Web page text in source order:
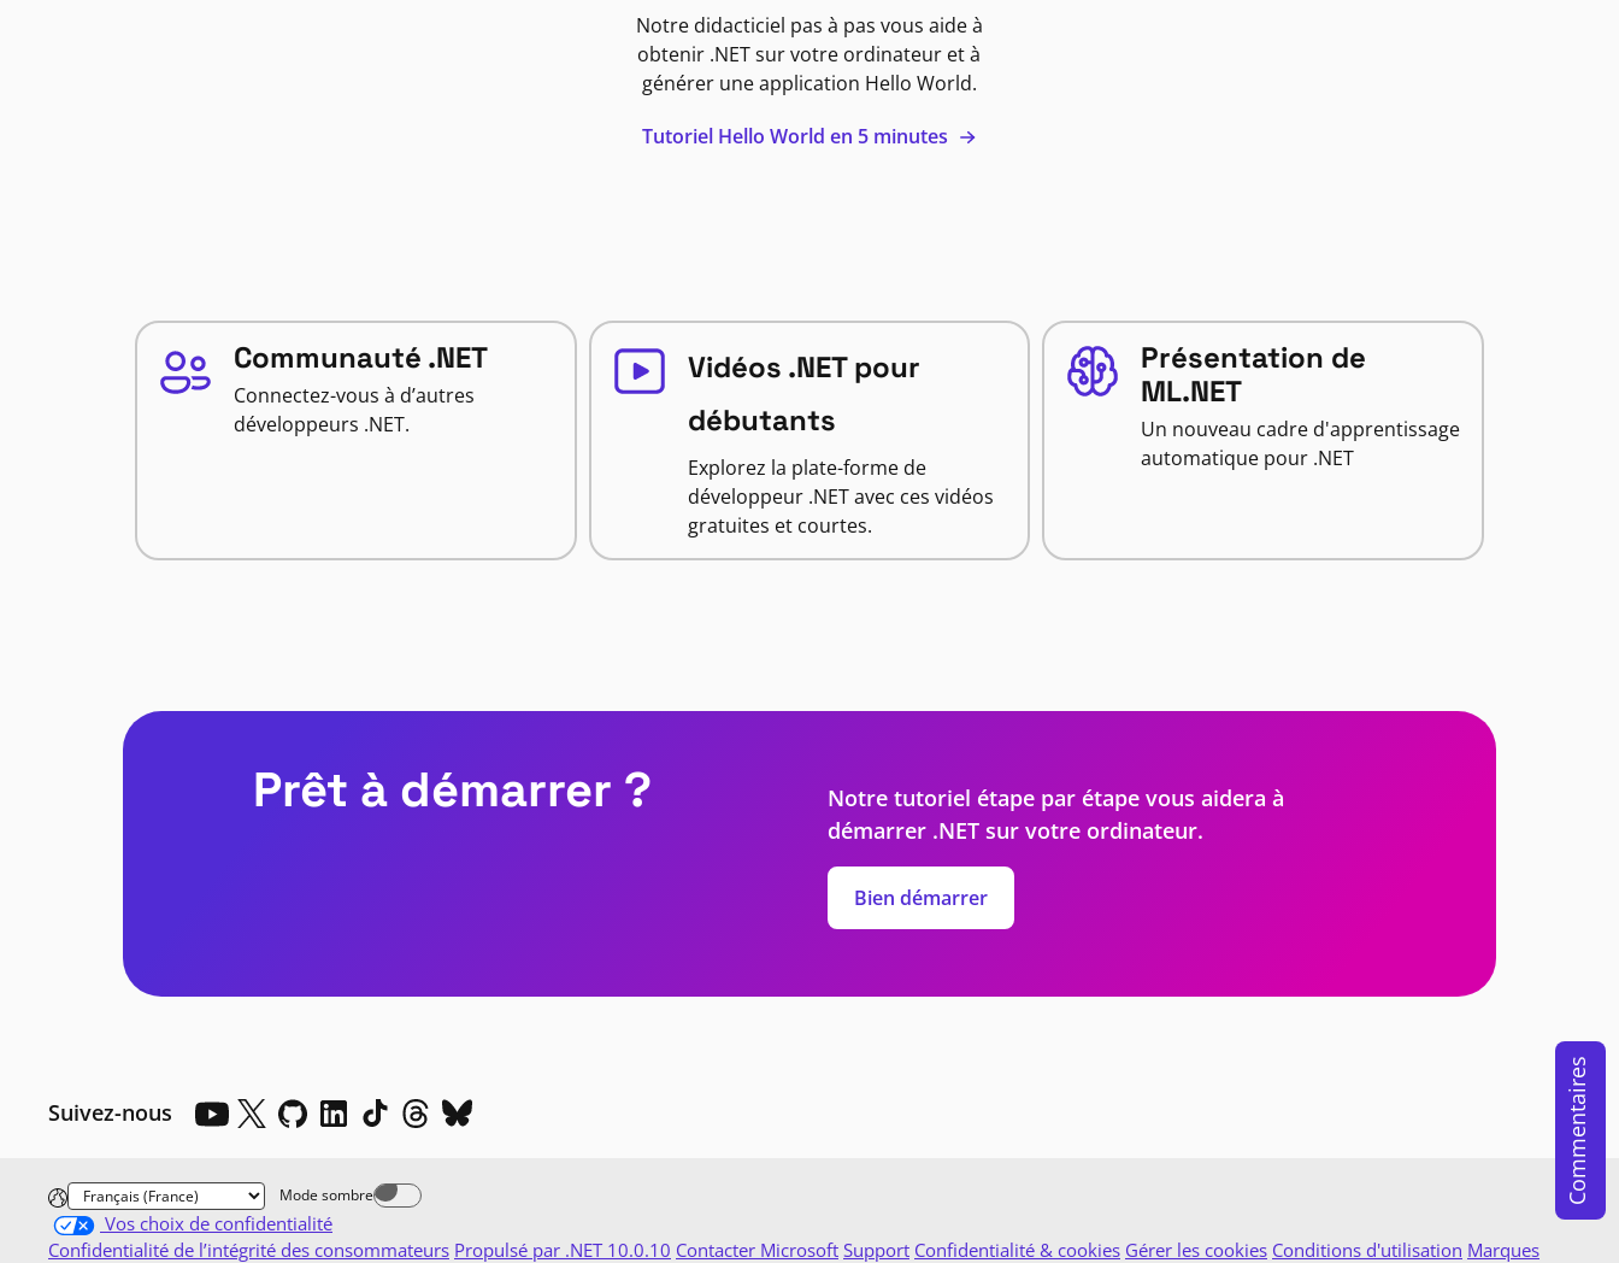
Notre didacticiel pas à pas vous aide à
obtenir .NET sur votre ordinateur et à
générer une application Hello World.
Tutoriel Hello World en 5 minutes
Communauté .NET
Connectez-vous à d’autres
développeurs .NET.
Vidéos .NET pour
débutants
Explorez la plate-forme de
développeur .NET avec ces vidéos
gratuites et courtes.
Présentation de
ML.NET
Un nouveau cadre d'apprentissage
automatique pour .NET
Prêt à démarrer ?
Notre tutoriel étape par étape vous aidera à
démarrer .NET sur votre ordinateur.
Bien démarrer
Suivez-nous Commentaires
Mode sombre
Dark mode off
Vos choix de confidentialité
Confidentialité de l’intégrité des consommateurs Propulsé par .NET 10.0.10 Contacter Microsoft Support Confidentialité & cookies Gérer les cookies Conditions d'utilisation Marques